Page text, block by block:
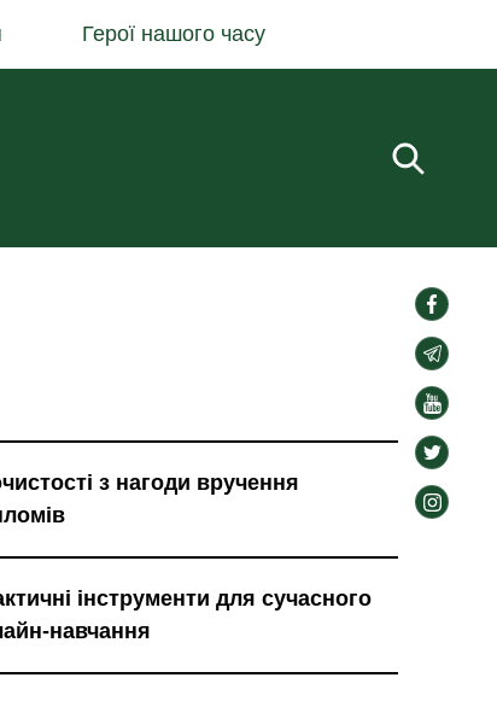
Герої нашого часу
social-
links
social-
links
social-
links
social-
links
social-
з нагоди вручення
інструменти для сучасного
навчання